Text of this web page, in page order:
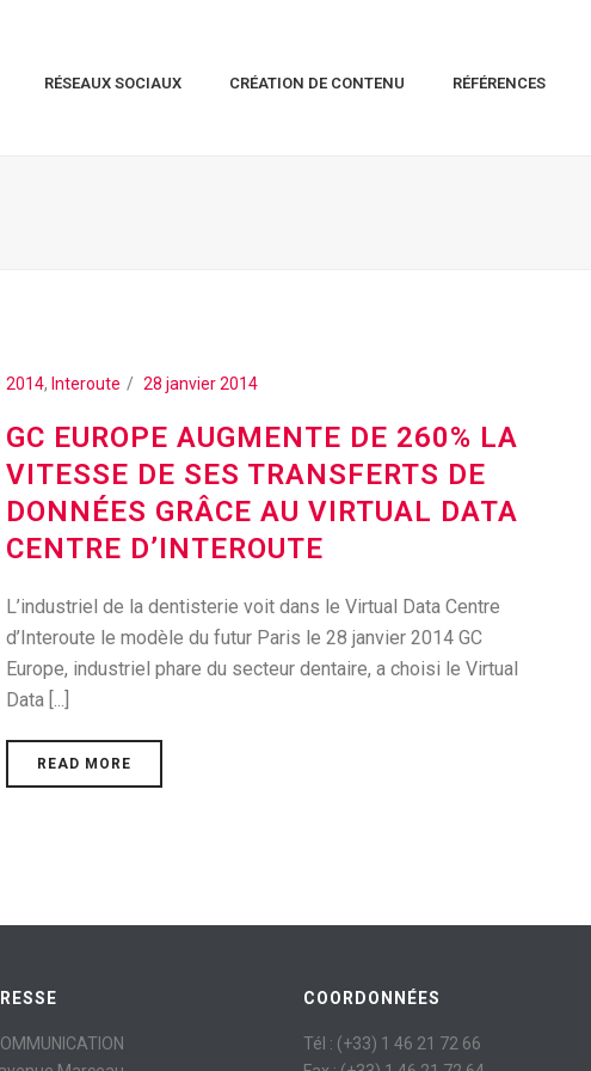
RÉSEAUX SOCIAUX CRÉATION DE CONTENU RÉFÉRENCES
2014, Interoute 28 janvier 2014
GC EUROPE AUGMENTE DE 260% LA
VITESSE DE SES TRANSFERTS DE
DONNÉES GRÂCE AU VIRTUAL DATA
CENTRE D’INTEROUTE
L’industriel de la dentisterie voit dans le Virtual Data Centre
d’Interoute le modèle du futur Paris le 28 janvier 2014 GC
Europe, industriel phare du secteur dentaire, a choisi le Virtual
Data [...]
READ MORE
COORDONNÉES
Tél : (+33) 1 46 21 72 66